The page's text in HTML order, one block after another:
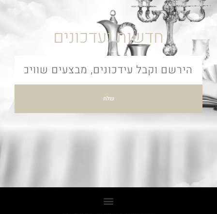
חדשות ועדכונים
שלח